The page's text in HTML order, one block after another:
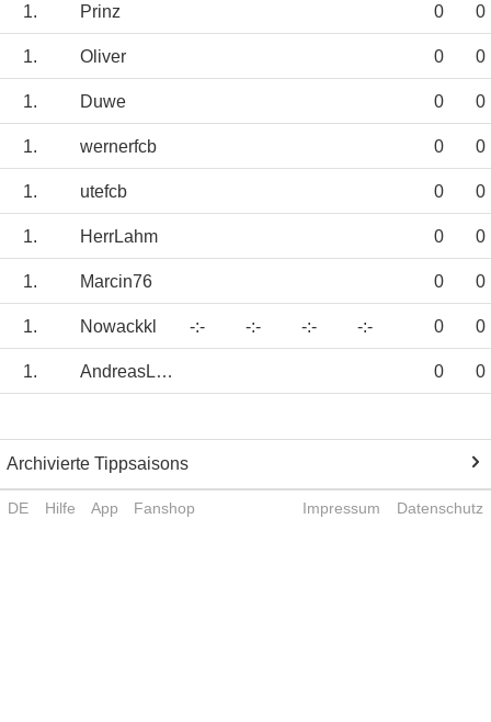
1. Prinz 0 0
1. Oliver 0 0
1. Duwe 0 0
1. wernerfcb 0 0
1. utefcb 0 0
1. HerrLahm 0 0
1. Marcin76 0 0
1. Nowackkl -:- -:- -:- -:- 0 0
1. AndreasLaadsch 0 0
Archivierte Tippsaisons
DE Hilfe App Fanshop Impressum Datenschutz